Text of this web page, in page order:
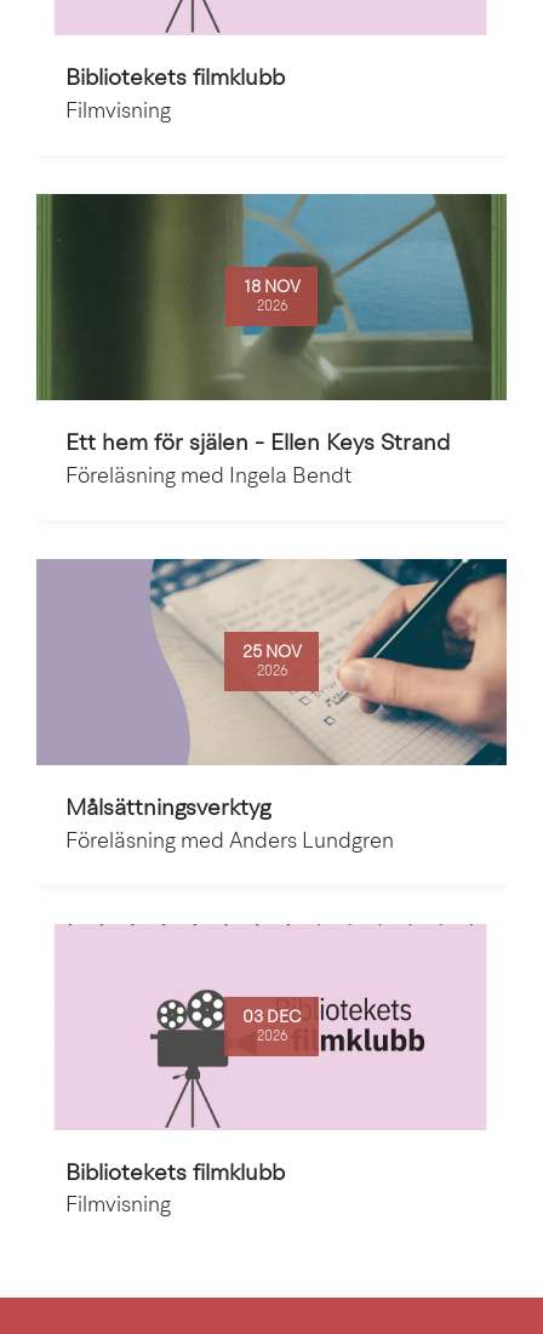
Bibliotekets filmklubb
Filmvisning
18 NOV
2026
Ett hem för själen - Ellen Keys Strand
Föreläsning med Ingela Bendt
25 NOV
2026
Målsättningsverktyg
Föreläsning med Anders Lundgren
03 DEC
2026
Bibliotekets filmklubb
Filmvisning